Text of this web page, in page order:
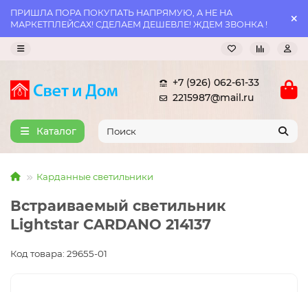
ПРИШЛА ПОРА ПОКУПАТЬ НАПРЯМУЮ, А НЕ НА
МАРКЕТПЛЕЙСАХ! СДЕЛАЕМ ДЕШЕВЛЕ! ЖДЕМ ЗВОНКА !
+7 (926) 062-61-33
2215987@mail.ru
Каталог
Карданные светильники
Встраиваемый светильник
Lightstar CARDANO 214137
Код товара: 29655-01